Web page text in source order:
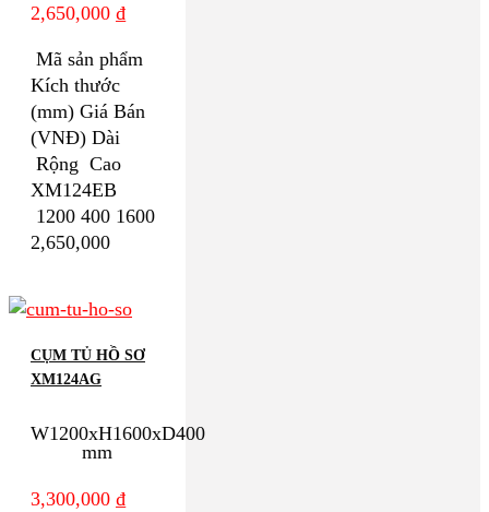
2,650,000 ₫
Mã sản phẩm
Kích thước
(mm) Giá Bán
(VNĐ) Dài
Rộng Cao
XM124EB
1200 400 1600
2,650,000
CỤM TỦ HỒ SƠ
XM124AG
W1200xH1600xD400
mm
3,300,000 ₫